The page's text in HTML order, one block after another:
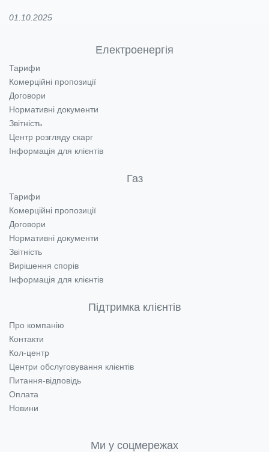
01.10.2025
Електроенергія
Тарифи
Комерційні пропозиції
Договори
Нормативні документи
Звітність
Центр розгляду скарг
Інформація для клієнтів
Газ
Тарифи
Комерційні пропозиції
Договори
Нормативні документи
Звітність
Вирішення спорів
Інформація для клієнтів
Підтримка клієнтів
Про компанію
Контакти
Кол-центр
Центри обслуговування клієнтів
Питання-відповідь
Оплата
Новини
Ми у соцмережах